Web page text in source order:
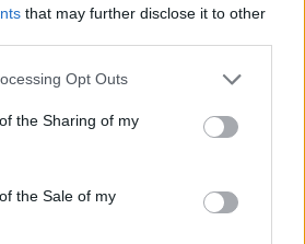
that may further disclose it to other
Opt Outs
the Sharing of my
the Sale of my